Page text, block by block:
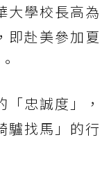
大學校長高為
即赴美參加夏
忠誠度」，
驢找馬」的行